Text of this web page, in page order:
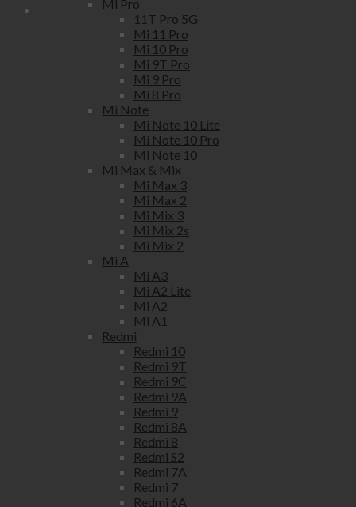
Mi Pro
11T Pro 5G
Mi 11 Pro
Mi 10 Pro
Mi 9T Pro
Mi 9 Pro
Mi 8 Pro
Mi Note
Mi Note 10 Lite
Mi Note 10 Pro
Mi Note 10
Mi Max & Mix
Mi Max 3
Mi Max 2
Mi Mix 3
Mi Mix 2s
Mi Mix 2
Mi A
Mi A3
Mi A2 Lite
Mi A2
Mi A1
Redmi
Redmi 10
Redmi 9T
Redmi 9C
Redmi 9A
Redmi 9
Redmi 8A
Redmi 8
Redmi S2
Redmi 7A
Redmi 7
Redmi 6A